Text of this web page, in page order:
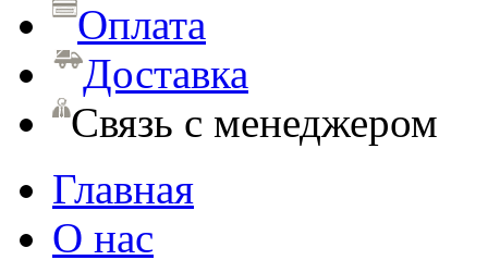
Оплата
Доставка
Связь с менеджером
Главная
О нас